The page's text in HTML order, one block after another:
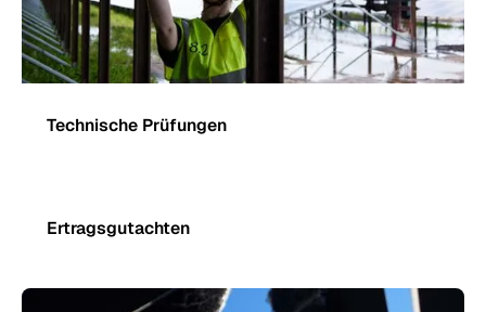
Technische Prüfungen
Ertragsgutachten